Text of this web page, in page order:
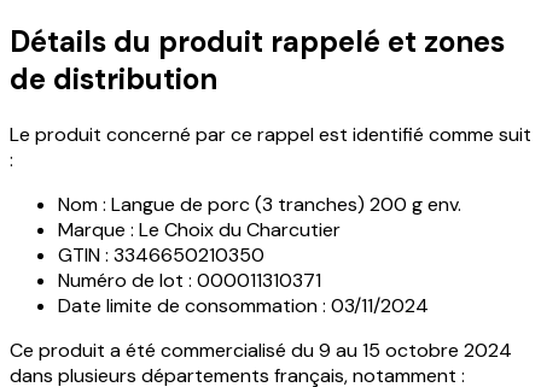
Détails du produit rappelé et zones
de distribution
Le produit concerné par ce rappel est identifié comme suit
:
Nom : Langue de porc (3 tranches) 200 g env.
Marque : Le Choix du Charcutier
GTIN : 3346650210350
Numéro de lot : 000011310371
Date limite de consommation : 03/11/2024
Ce produit a été commercialisé du 9 au 15 octobre 2024
dans plusieurs départements français, notamment :